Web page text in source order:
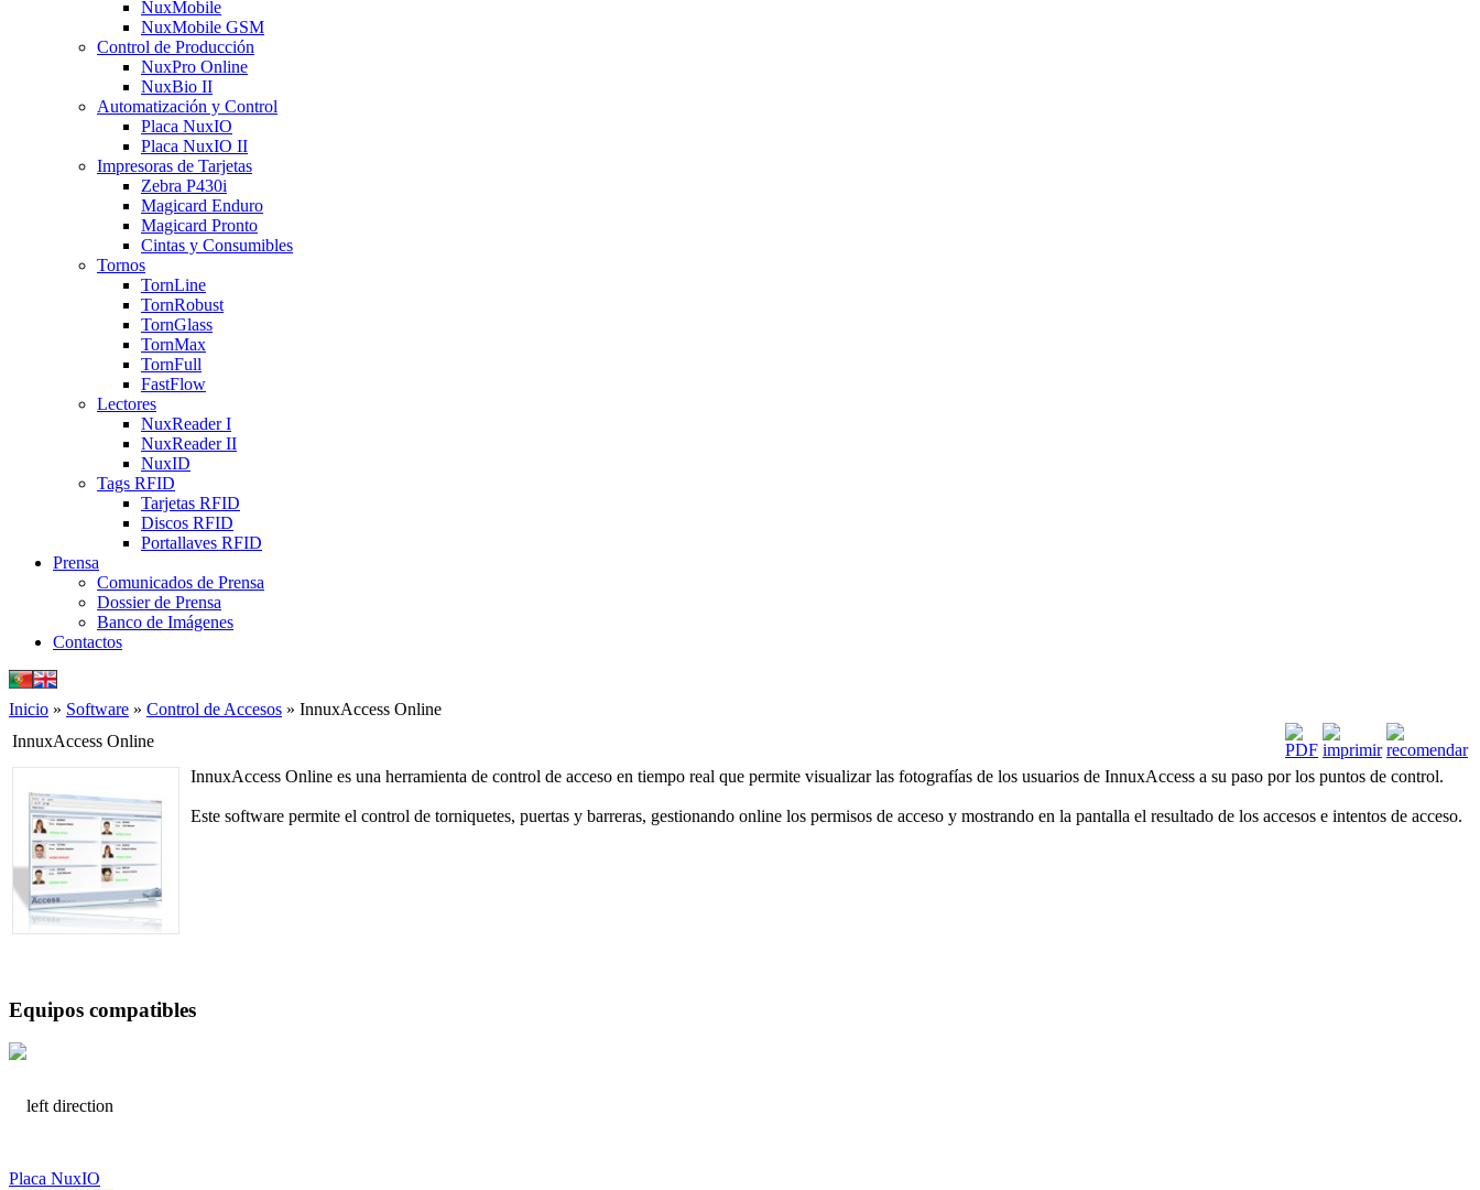
NuxMobile
NuxMobile GSM
Control de Producción
NuxPro Online
NuxBio II
Automatización y Control
Placa NuxIO
Placa NuxIO II
Impresoras de Tarjetas
Zebra P430i
Magicard Enduro
Magicard Pronto
Cintas y Consumibles
Tornos
TornLine
TornRobust
TornGlass
TornMax
TornFull
FastFlow
Lectores
NuxReader I
NuxReader II
NuxID
Tags RFID
Tarjetas RFID
Discos RFID
Portallaves RFID
Prensa
Comunicados de Prensa
Dossier de Prensa
Banco de Imágenes
Contactos
Inicio » Software » Control de Accesos » InnuxAccess Online
InnuxAccess Online
InnuxAccess Online es una herramienta de control de acceso en tiempo real que permite visualizar las fotografías de los usuarios de InnuxAccess a su paso por los puntos de control.
Este software permite el control de torniquetes, puertas y barreras, gestionando online los permisos de acceso y mostrando en la pantalla el resultado de los accesos e intentos de acceso.
Equipos compatibles
Placa NuxIO